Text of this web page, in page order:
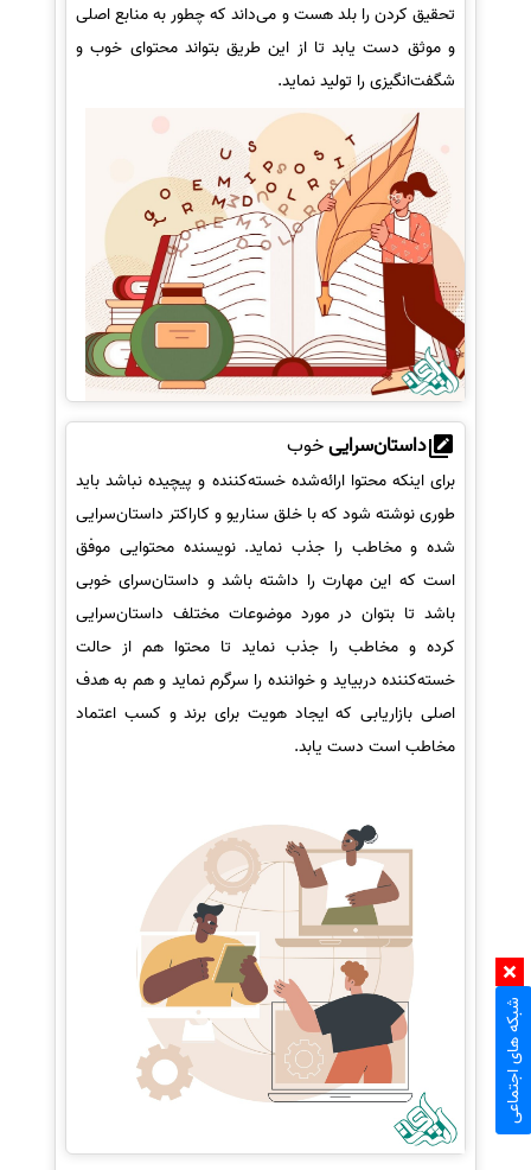
تحقیق کردن را بلد هست و می‌داند که چطور به منابع اصلی
و موثق دست یابد تا از این طریق بتواند محتوای خوب و
شگفت‌انگیزی را تولید نماید.
داستان‌سراییخوب
برای اینکه محتوا ارائه‌شده خسته‌کننده و پیچیده نباشد باید
طوری نوشته شود که با خلق سناریو و کاراکتر داستان‌سرایی
شده و مخاطب را جذب نماید. نویسنده محتوایی موفق
است که این مهارت را داشته باشد و داستان‌سرای خوبی
باشد تا بتوان در مورد موضوعات مختلف داستان‌سرایی
کرده و مخاطب را جذب نماید تا محتوا هم از حالت
خسته‌کننده دربیاید و خواننده را سرگرم نماید و هم به هدف
اصلی بازاریابی که ایجاد هویت برای برند و کسب اعتماد
مخاطب است دست یابد.
شبکه های اجتماعی